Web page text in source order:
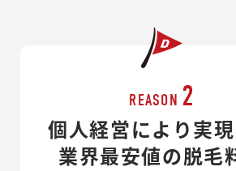
REASON 2
個人経営により実
業界最安値の脱毛